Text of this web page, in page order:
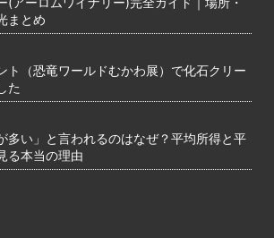
まとめ
ト（恐竜ワールドむかわ展）で化石クリー
た
多い」と言われるのはなぜ？平均所得と平
る本当の理由